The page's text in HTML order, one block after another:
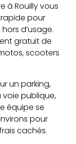
à Rouilly vous
pour
d’usage.
gratuit de
scooters
un parking,
publique,
équipe se
pour
cachés.